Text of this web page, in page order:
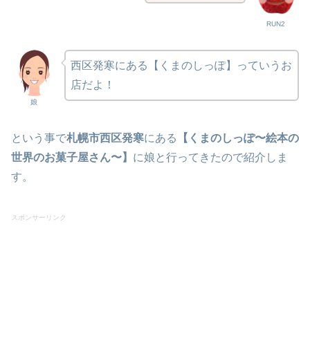
RUN2
娘
西区発寒にある【くまのしっぽ】っていうお
店だよ！
という事で札幌市西区発寒にある 【くまのしっぽ〜絵本の
世界のお菓子屋さん〜】 に娘と行ってきたので紹介しま
す。
スポンサーリンク